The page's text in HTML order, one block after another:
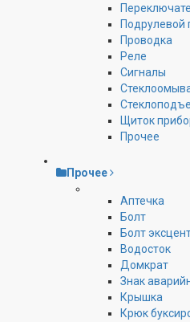
Подрулевой
Проводка
Реле
Сигналы
Щиток
Прочее
Прочее
Аптечка
Болт
Болт
Водосток
Домкрат
Знак
Крышка
Крюк